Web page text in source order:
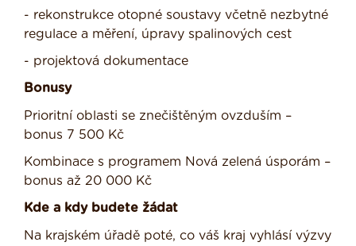
- rekonstrukce otopné soustavy včetně nezbytné
regulace a měření, úpravy spalinových cest
- projektová dokumentace
Bonusy
Prioritní oblasti se znečištěným ovzduším –
bonus 7 500 Kč
Kombinace s programem Nová zelená úsporám –
bonus až 20 000 Kč
Kde a kdy budete žádat
Na krajském úřadě poté, co váš kraj vyhlásí výzvy